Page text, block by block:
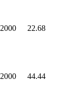
2000 22.68
2000 44.44